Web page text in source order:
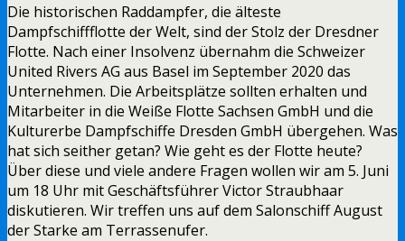
Die historischen Raddampfer, die älteste
Dampfschiffflotte der Welt, sind der Stolz der Dresdner
Flotte. Nach einer Insolvenz übernahm die Schweizer
United Rivers AG aus Basel im September 2020 das
Unternehmen. Die Arbeitsplätze sollten erhalten und
Mitarbeiter in die Weiße Flotte Sachsen GmbH und die
Kulturerbe Dampfschiffe Dresden GmbH übergehen. Was
hat sich seither getan? Wie geht es der Flotte heute?
Über diese und viele andere Fragen wollen wir am 5. Juni
um 18 Uhr mit Geschäftsführer Victor Straubhaar
diskutieren. Wir treffen uns auf dem Salonschiff August
der Starke am Terrassenufer.